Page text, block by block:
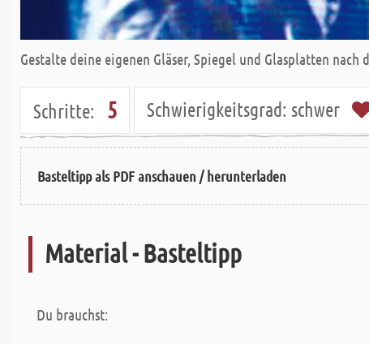
Gestalte deine eigenen Gläser, Spiegel und Glasplatten
Schritte: 5 Schwierigkeitsgrad: schwer
Basteltipp als PDF anschauen / herunterladen
Material - Basteltipp
Du brauchst: